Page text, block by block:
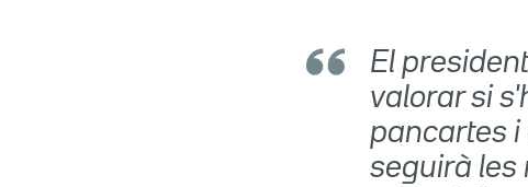
El
valorar si
pancartes i
seguirà les